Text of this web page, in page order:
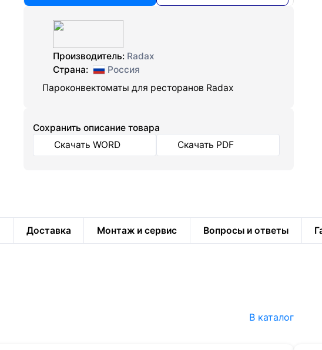
Производитель: Radax
Страна:
Россия
Пароконвектоматы для ресторанов Radax
Cохранить описание товара
Скачать WORD
Скачать PDF
Доставка Монтаж и сервис Вопросы и ответы
В каталог